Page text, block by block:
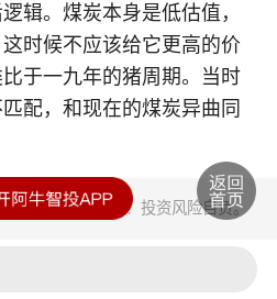
辑。煤炭本身是低估值，
时候不应该给它更高的价
于一九年的猪周期。当时
配，和现在的煤炭异曲同
成任何投资建议！投资风险自负。